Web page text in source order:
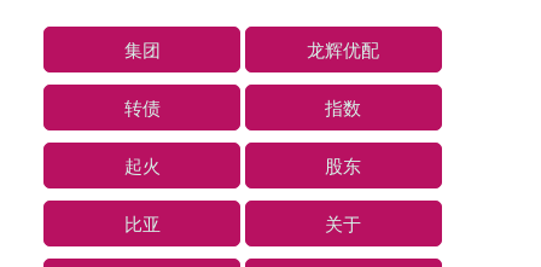
集团 龙辉优配
转债 指数
起火 股东
比亚 关于